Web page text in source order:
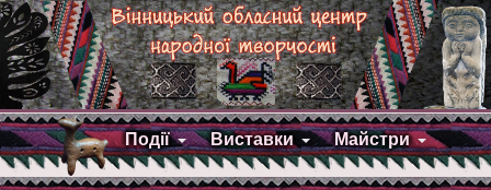
Події Виставки Майстри